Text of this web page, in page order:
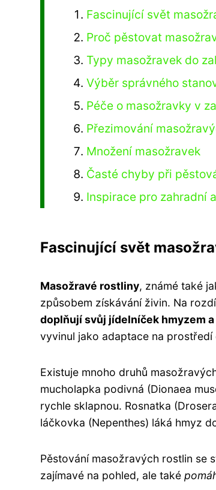
Fascinující svět
Proč pěstovat
Typy masožravek do
Výběr správného
Péče o masožravky v
Přezimování
Množení masožravek
Časté chyby při
Inspirace pro zahradní
Fascinující svět
Masožravé rostliny, známé také
způsobem získávání živin. Na
doplňují svůj jídelníček hmyzem
vyvinul jako adaptace na
Existuje mnoho druhů
mucholapka podivná (Dionaea
rychle sklapnou. Rosnatka
láčkovka (Nepenthes) láká hmyz
Pěstování masožravých rostlin se
zajímavé na pohled, ale také